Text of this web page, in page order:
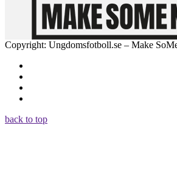
Copyright: Ungdomsfotboll.se – Make
back to top